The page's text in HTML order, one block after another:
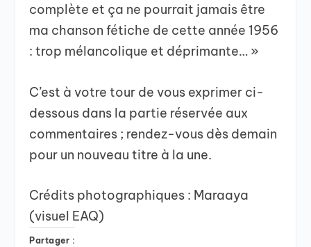
complète et ça ne pourrait jamais être
ma chanson fétiche de cette année 1956
: trop mélancolique et déprimante… »
C’est à votre tour de vous exprimer ci-
dessous dans la partie réservée aux
commentaires ; rendez-vous dès demain
pour un nouveau titre à la une.
Crédits photographiques : Maraaya
(visuel EAQ)
Partager :